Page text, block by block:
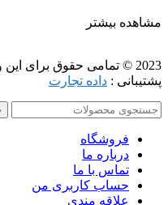
مشاهده بیشتر
2023 © تمامی حقوق
پشتیبانی : داده تجارت
فروشگاه
درباره ما
تماس با ما
حساب کاربری من
علاقه مندی